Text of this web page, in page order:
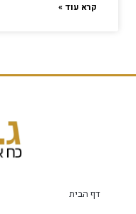
קרא עוד »
דף הבית